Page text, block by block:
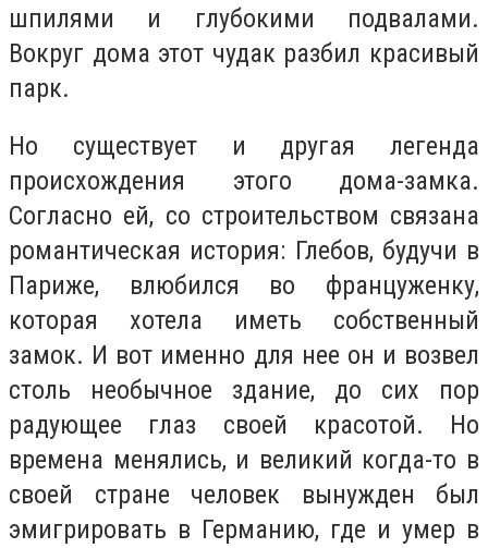
шпилями и глубокими подвалами.
Вокруг дома этот чудак разбил красивый
парк.
Но существует и другая легенда
происхождения этого дома-замка.
Согласно ей, со строительством связана
романтическая история: Глебов, будучи в
Париже, влюбился во француженку,
которая хотела иметь собственный
замок. И вот именно для нее он и возвел
столь необычное здание, до сих пор
радующее глаз своей красотой. Но
времена менялись, и великий когда-то в
своей стране человек вынужден был
эмигрировать в Германию, где и умер в